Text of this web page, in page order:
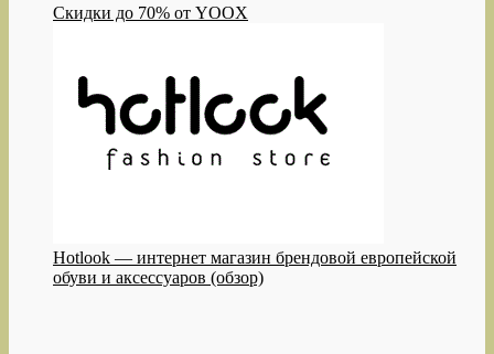
Скидки до 70% от YOOX
Hotlook — интернет магазин брендовой европейской
обуви и аксессуаров (обзор)